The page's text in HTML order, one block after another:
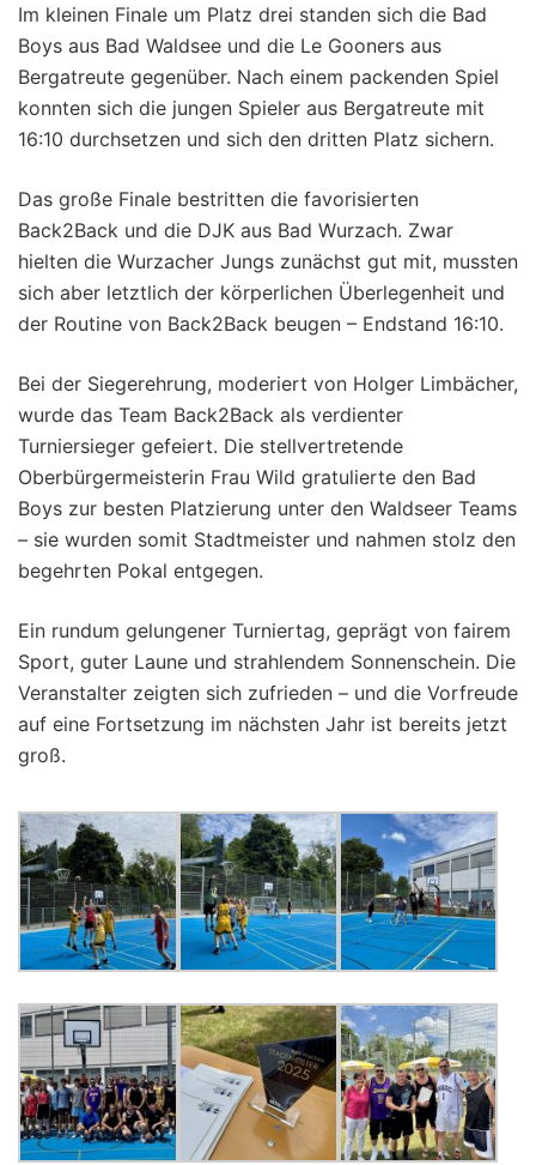
Im kleinen Finale um Platz drei standen sich die Bad
Boys aus Bad Waldsee und die Le Gooners aus
Bergatreute gegenüber. Nach einem packenden Spiel
konnten sich die jungen Spieler aus Bergatreute mit
16:10 durchsetzen und sich den dritten Platz sichern.
Das große Finale bestritten die favorisierten
Back2Back und die DJK aus Bad Wurzach. Zwar
hielten die Wurzacher Jungs zunächst gut mit, mussten
sich aber letztlich der körperlichen Überlegenheit und
der Routine von Back2Back beugen – Endstand 16:10.
Bei der Siegerehrung, moderiert von Holger Limbächer,
wurde das Team Back2Back als verdienter
Turniersieger gefeiert. Die stellvertretende
Oberbürgermeisterin Frau Wild gratulierte den Bad
Boys zur besten Platzierung unter den Waldseer Teams
– sie wurden somit Stadtmeister und nahmen stolz den
begehrten Pokal entgegen.
Ein rundum gelungener Turniertag, geprägt von fairem
Sport, guter Laune und strahlendem Sonnenschein. Die
Veranstalter zeigten sich zufrieden – und die Vorfreude
auf eine Fortsetzung im nächsten Jahr ist bereits jetzt
groß.